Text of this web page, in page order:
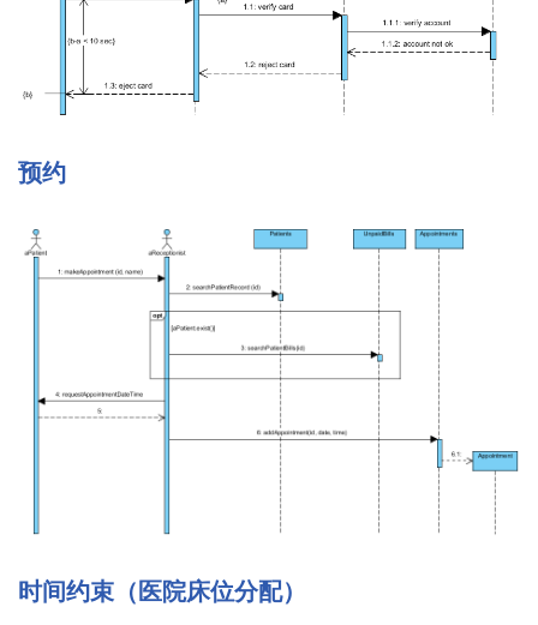
预约
时间约束（医院床位分配）